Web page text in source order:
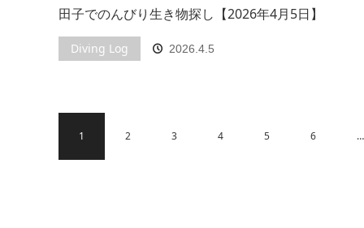
田子でのんびり生き物探し【2026年4月5日】
Diving Log 2026.4.5
1 2 3 4 5 6 …